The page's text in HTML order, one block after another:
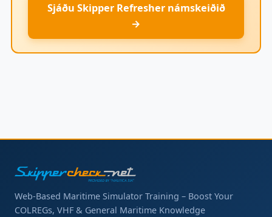
Sjáðu Skipper Refresher námskeiðið
→
Web-Based Maritime Simulator Training – Boost Your
COLREGs, VHF & General Maritime Knowledge